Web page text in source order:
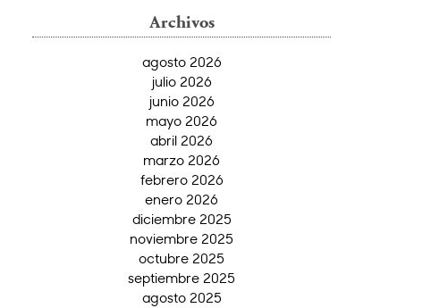
Archivos
agosto 2026
julio 2026
junio 2026
mayo 2026
abril 2026
marzo 2026
febrero 2026
enero 2026
diciembre 2025
noviembre 2025
octubre 2025
septiembre 2025
agosto 2025